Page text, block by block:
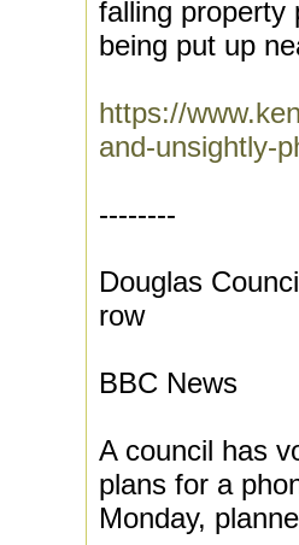
falling property
being put up
https://
and-unsightly-
--------
Douglas
row
BBC News
A council has
plans for a
Monday,